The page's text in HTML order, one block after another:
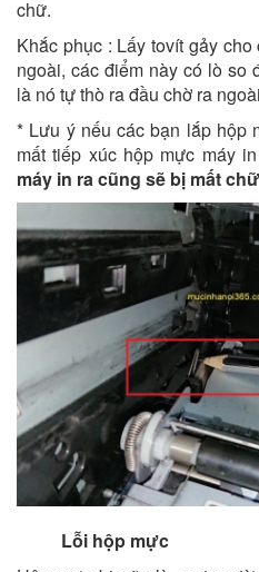
chữ.
Khắc phục : Lấy tovít gảy
ngoài, các điểm này có lò so
là nó tự thò ra đầu chờ ra
* Lưu ý nếu các bạn lắp hộp
mất tiếp xúc hộp mực máy
máy in ra cũng sẽ bị mất chữ
Lỗi hộp mực